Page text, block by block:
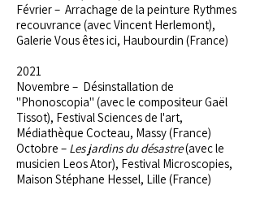
Février – Arrachage de la peinture Rythmes
recouvrance (avec Vincent Herlemont),
Galerie Vous êtes ici, Haubourdin (France)
2021
Novembre – Désinstallation de
"Phonoscopia" (avec le compositeur Gaël
Tissot), Festival Sciences de l'art,
Médiathèque Cocteau, Massy (France)
Octobre – Les jardins du désastre(avec le
musicien Leos Ator), Festival Microscopies,
Maison Stéphane Hessel, Lille (France)